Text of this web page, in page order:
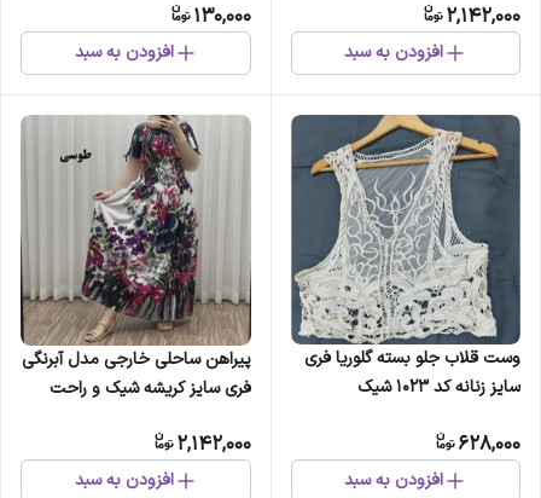
2,142,000
افزودن به سبد
130,000
افزودن به سبد
وست قلاب جلو بسته گلوریا فری
سایز زنانه کد 1023 شیک
628,000
افزودن به سبد
پیراهن ساحلی خارجی مدل آبرنگی
فری سایز کریشه شیک و راحت
2,142,000
افزودن به سبد